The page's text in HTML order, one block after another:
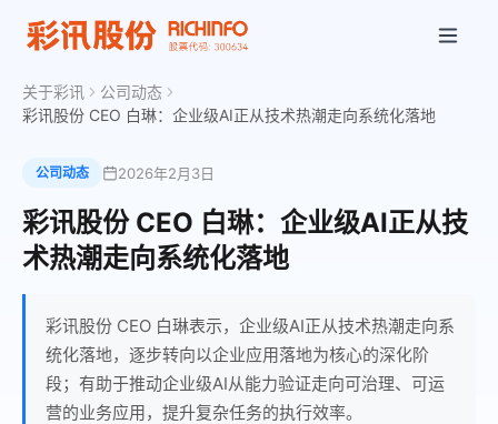
关于彩讯
公司动态
彩讯股份 CEO 白琳：企业级AI正从技术热潮走向系统化落地
公司动态 2026年2月3日
彩讯股份 CEO 白琳：企业级AI正从技
术热潮走向系统化落地
彩讯股份 CEO 白琳表示，企业级AI正从技术热潮走向系
统化落地，逐步转向以企业应用落地为核心的深化阶
段；有助于推动企业级AI从能力验证走向可治理、可运
营的业务应用，提升复杂任务的执行效率。